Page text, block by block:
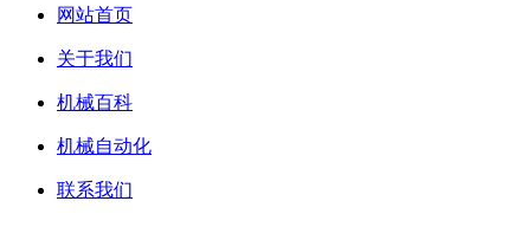
网站首页
关于我们
机械百科
机械自动化
联系我们